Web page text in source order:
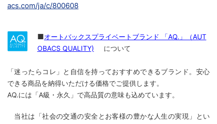
acs.com/ja/c/800608
■オートバックスプライベートブランド 「AQ.」（AUT
OBACS QUALITY)
について
「迷ったらコレ」と自信を持っておすすめできるブランド。安心
できる商品を納得いただける価格でご提供します。
AQ.には「A級・永久」で高品質の意味も込めています。
当社は「社会の交通の安全とお客様の豊かな人生の実現」とい